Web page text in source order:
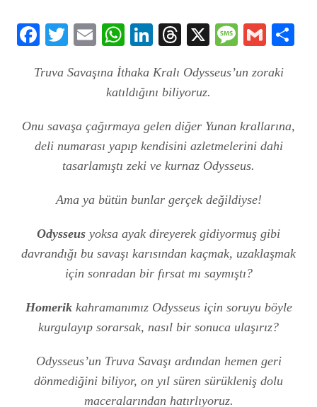
FacebookTwitterEmail WhatsAppLinkedInThreads
X Message
Gmail
Truva Savaşına İthaka Kralı Odysseus’un zoraki
katıldığını biliyoruz.
Onu savaşa çağırmaya gelen diğer Yunan krallarına,
deli numarası yapıp kendisini azletmelerini dahi
tasarlamıştı zeki ve kurnaz Odysseus.
Ama ya bütün bunlar gerçek değildiyse!
Odysseus yoksa ayak direyerek gidiyormuş gibi
davrandığı bu savaşı karısından kaçmak, uzaklaşmak
için sonradan bir fırsat mı saymıştı?
Homerikkahramanımız Odysseus için soruyu böyle
kurgulayıp sorarsak, nasıl bir sonuca ulaşırız?
Odysseus’un Truva Savaşı ardından hemen geri
dönmediğini biliyor, on yıl süren sürükleniş dolu
maceralarından hatırlıyoruz.